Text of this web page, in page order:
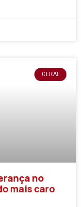
GERAL
no
mais caro